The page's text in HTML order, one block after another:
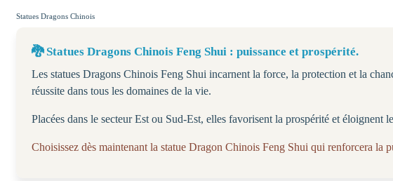
Statues Dragons Chinois
🐉 Statues Dragons Chinois Feng Shui : puissance et prospérité.
Les statues Dragons Chinois Feng Shui incarnent la force, la protection et la
réussite dans tous les domaines de la vie.
Placées dans le secteur Est ou Sud-Est, elles favorisent la prospérité et éloignent
Choisissez dès maintenant la statue Dragon Chinois Feng Shui qui renforcera la